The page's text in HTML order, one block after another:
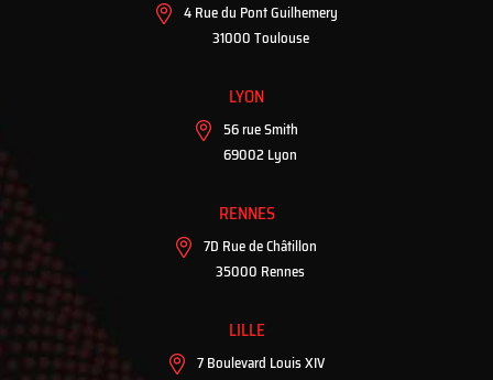
4 Rue du Pont Guilhemery
31000 Toulouse
LYON
56 rue Smith
69002 Lyon
RENNES
7D Rue de Châtillon
35000 Rennes
LILLE
7 Boulevard Louis XIV